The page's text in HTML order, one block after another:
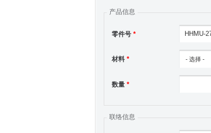
产品信息
零件号 *
材料 *
数量 *
联络信息